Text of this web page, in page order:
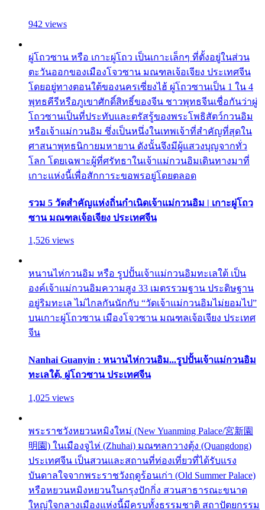
942 views
ผู่โถวซาน หรือ เกาะผู่โถว เป็นเกาะเล็กๆ ที่ตั้งอยู่ในส่วน
ตะวันออกของเมืองโจวซาน มณฑลเจ้อเจียง ประเทศจีน
โดยอยู่ทางตอนใต้ของนครเซี่ยงไฮ้ ผู่โถวซานเป็น 1 ใน 4
พุทธคีรีหรือภูเขาศักดิ์สิทธิ์ของจีน ชาวพุทธจีนเชื่อกันว่าผู่
โถวซานเป็นที่ประทับและตรัสรู้ของพระโพธิสัตว์กวนอิม
หรือเจ้าแม่กวนอิม ซึ่งเป็นหนึ่งในเทพเจ้าที่สำคัญที่สุดใน
ศาสนาพุทธนิกายมหายาน ดังนั้นจึงมีผู้แสวงบุญจากทั่ว
โลก โดยเฉพาะผู้ที่ศรัทธาในเจ้าแม่กวนอิมเดินทางมาที่
เกาะแห่งนี้เพื่อสักการะขอพรอยู่โดยตลอด
รวม 5 วัดสำคัญแห่งถิ่นกำเนิดเจ้าแม่กวนอิม | เกาะผู่โถว
ซาน มณฑลเจ้อเจียง ประเทศจีน
1,526 views
หนานไห่กวนอิม หรือ รูปปั้นเจ้าแม่กวนอิมทะเลใต้ เป็น
องค์เจ้าแม่กวนอิมความสูง 33 เมตรรวมฐาน ประดิษฐาน
อยู่ริมทะเล ไม่ไกลกันนักกับ “วัดเจ้าแม่กวนอิมไม่ยอมไป”
บนเกาะผู่โถวซาน เมืองโจวซาน มณฑลเจ้อเจียง ประเทศ
จีน
Nanhai Guanyin : หนานไห่กวนอิม...รูปปั้นเจ้าแม่กวนอิม
ทะเลใต้, ผู่โถวซาน ประเทศจีน
1,025 views
พระราชวังหยวนหมิงใหม่ (New Yuanming Palace/宮新園
明園) ในเมืองจูไห่ (Zhuhai) มณฑลกวางตุ้ง (Quangdong)
ประเทศจีน เป็นสวนและสถานที่ท่องเที่ยวที่ได้รับแรง
บันดาลใจจากพระราชวังฤดูร้อนเก่า (Old Summer Palace)
หรือหยวนหมิงหยวนในกรุงปักกิ่ง สวนสาธารณะขนาด
ใหญ่ใจกลางเมืองแห่งนี้มีครบทั้งธรรมชาติ สถาปัตยกรรม